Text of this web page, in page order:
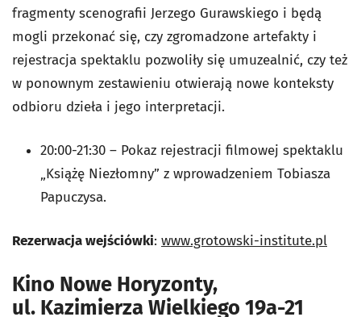
fragmenty scenografii Jerzego Gurawskiego i będą
mogli przekonać się, czy zgromadzone artefakty i
rejestracja spektaklu pozwoliły się umuzealnić, czy też
w ponownym zestawieniu otwierają nowe konteksty
odbioru dzieła i jego interpretacji.
20:00-21:30 – Pokaz rejestracji filmowej spektaklu
„Książę Niezłomny” z wprowadzeniem Tobiasza
Papuczysa.
Rezerwacja wejściówki: www.grotowski-institute.pl
Kino Nowe Horyzonty,
ul. Kazimierza Wielkiego 19a-21